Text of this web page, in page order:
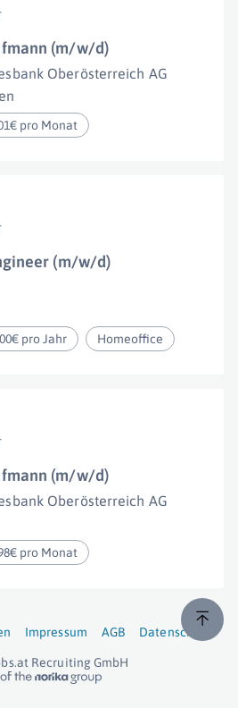
(m/w/d)
Oberösterreich AG
pro Monat
(m/w/d)
pro Jahr Homeoffice
(m/w/d)
Oberösterreich AG
pro Monat
Impressum AGB Datenschutz
Recruiting GmbH